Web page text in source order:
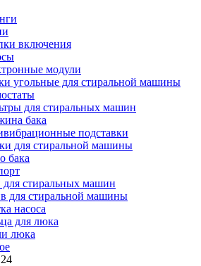
включения
модули
угольные для стиральной машины
для стиральных машин
бака
подставки
для стиральной машины
бака
для стиральных машин
для стиральной машины
насоса
для люка
люка